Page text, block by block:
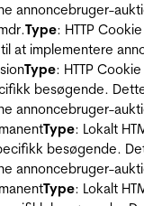
annoncebruger-
Type: HTTP Cookie
at implementere
Type: HTTP Cookie
besøgende.
annoncebruger-
Type: Lokalt
besøgende.
annoncebruger-
Type: Lokalt